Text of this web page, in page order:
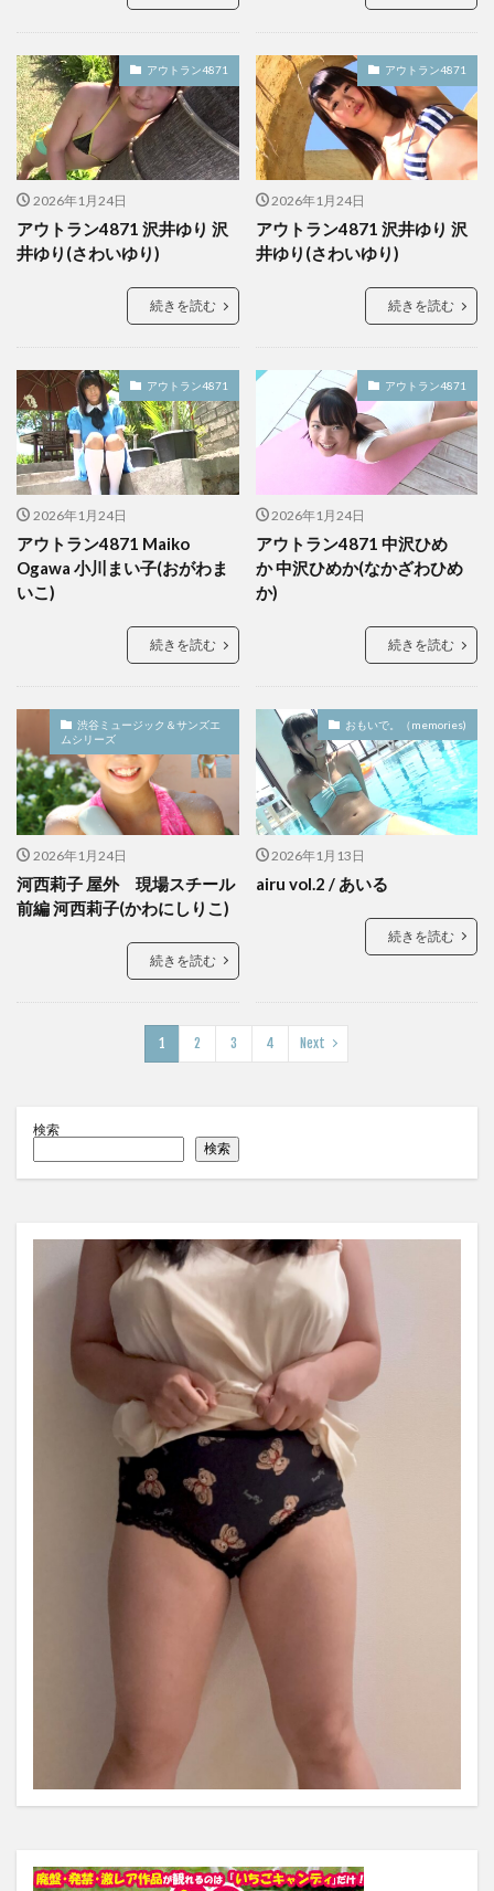
アウトラン4871
2026年1月24日
アウトラン4871 沢井ゆり 沢
井ゆり(さわいゆり)
続きを読む
アウトラン4871
2026年1月24日
アウトラン4871 沢井ゆり 沢
井ゆり(さわいゆり)
続きを読む
アウトラン4871
2026年1月24日
アウトラン4871 Maiko
Ogawa 小川まい子(おがわま
いこ)
続きを読む
アウトラン4871
2026年1月24日
アウトラン4871 中沢ひめ
か 中沢ひめか(なかざわひめ
か)
続きを読む
渋谷ミュージック＆サンズエ
ムシリーズ
2026年1月24日
河西莉子 屋外 現場スチール
前編 河西莉子(かわにしりこ)
続きを読む
おもいで。（memories)
2026年1月13日
airu vol.2 / あいる
続きを読む
1 2 3 4 Next
検索
検索